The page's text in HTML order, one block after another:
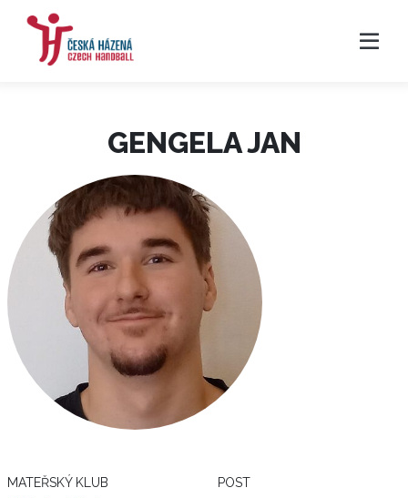
GENGELA JAN
MATEŘSKÝ KLUB POST